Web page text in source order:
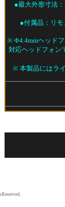
●最大外形寸法
●付属品：リ
※ Φ4.4mmヘッド
対応ヘッドフォン
※ 本製品にはラ